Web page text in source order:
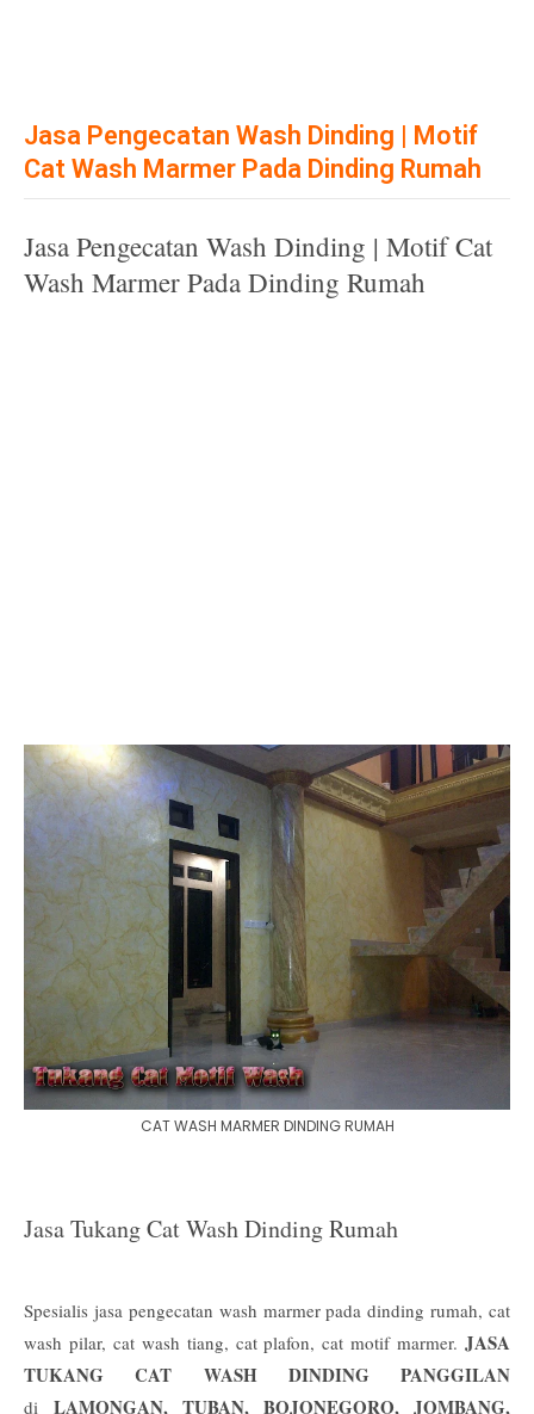
Jasa Pengecatan Wash Dinding | Motif
Cat Wash Marmer Pada Dinding Rumah
Jasa Pengecatan Wash Dinding | Motif Cat
Wash Marmer Pada Dinding Rumah
CAT WASH MARMER DINDING RUMAH
Jasa Tukang Cat Wash Dinding Rumah
Spesialis jasa pengecatan wash marmer pada dinding rumah, cat
wash pilar, cat wash tiang, cat plafon, cat motif marmer. JASA
TUKANG CAT WASH DINDING PANGGILAN
di LAMONGAN, TUBAN, BOJONEGORO, JOMBANG,